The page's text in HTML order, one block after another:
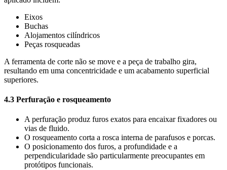
Eixos
Buchas
Alojamentos cilíndricos
Peças rosqueadas
A ferramenta de corte não se move e a peça de trabalho gira,
resultando em uma concentricidade e um acabamento superficial
superiores.
4.3 Perfuração e rosqueamento
A perfuração produz furos exatos para encaixar fixadores ou
vias de fluido.
O rosqueamento corta a rosca interna de parafusos e porcas.
O posicionamento dos furos, a profundidade e a
perpendicularidade são particularmente preocupantes em
protótipos funcionais.